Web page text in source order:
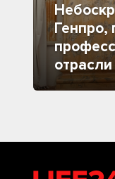
отрасли